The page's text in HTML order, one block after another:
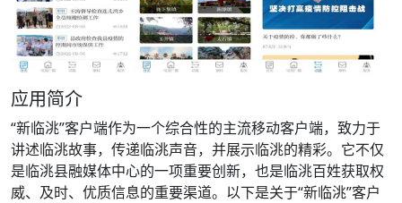
应用简介
“新临洮”客户端作为一个综合性的主流移动客户端，致力于
讲述临洮故事，传递临洮声音，并展示临洮的精彩。它不仅
是临洮县融媒体中心的一项重要创新，也是临洮百姓获取权
威、及时、优质信息的重要渠道。以下是关于“新临洮”客户